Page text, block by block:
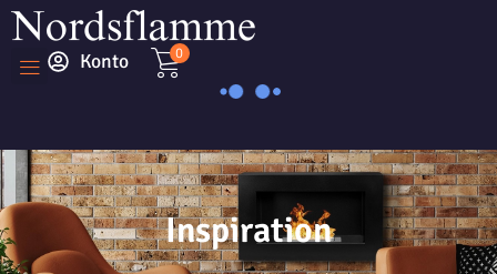
Konto 0
Inspiration